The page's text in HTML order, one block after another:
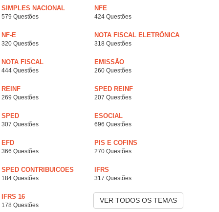
SIMPLES NACIONAL
579 Questões
NFE
424 Questões
NF-E
320 Questões
NOTA FISCAL ELETRÔNICA
318 Questões
NOTA FISCAL
444 Questões
EMISSÃO
260 Questões
REINF
269 Questões
SPED REINF
207 Questões
SPED
307 Questões
ESOCIAL
696 Questões
EFD
366 Questões
PIS E COFINS
270 Questões
SPED CONTRIBUICOES
184 Questões
IFRS
317 Questões
IFRS 16
178 Questões
VER TODOS OS TEMAS